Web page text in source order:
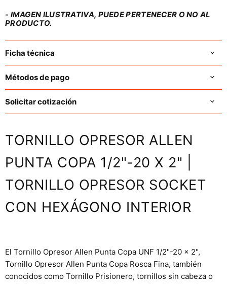
- IMAGEN ILUSTRATIVA, PUEDE PERTENECER O NO AL
PRODUCTO.
Ficha técnica
Métodos de pago
Solicitar cotización
TORNILLO OPRESOR ALLEN
PUNTA COPA 1/2"-20 X 2" |
TORNILLO OPRESOR SOCKET
CON HEXÁGONO INTERIOR
El Tornillo Opresor Allen Punta Copa UNF 1/2"-20 x 2",
Tornillo Opresor Allen Punta Copa Rosca Fina, también
conocidos como Tornillo Prisionero, tornillos sin cabeza o